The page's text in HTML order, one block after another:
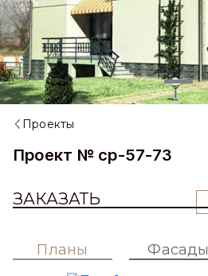
Проекты
Проект № cp-57-73
ЗАКАЗАТЬ
Планы Фасады